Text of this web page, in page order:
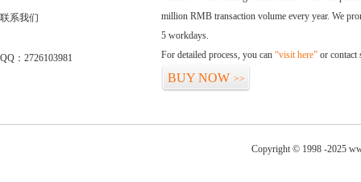
联系我们
QQ：2726103981
million RMB transaction volume every year. We
5 workdays.
For detailed process, you can “visit here” or contact
BUY NOW >>
Copyright © 1998 -2025